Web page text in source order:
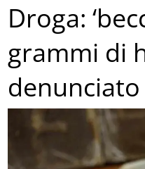
Droga:
grammi di
denunciato